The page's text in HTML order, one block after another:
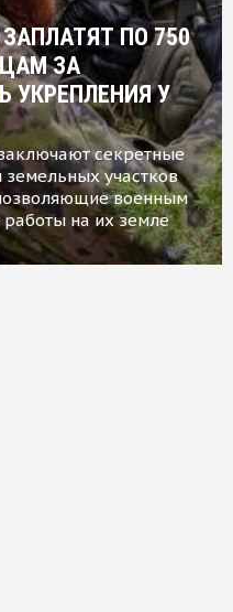
ПО 750
ЗА
УКРЕПЛЕНИЯ У
секретные
участков
военным
на их земле